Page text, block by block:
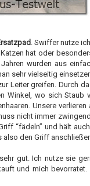
. Swiffer nutze
hat oder
wurden aus
sehr vielseitig
Leiter greifen. Durch
wo sich Staub
Unsere
nicht immer
“fädeln” und hält
also den Griff
gut. Ich nutze sie
und mich bevorratet.